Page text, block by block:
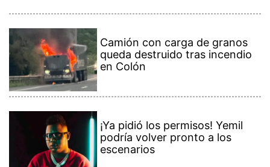
Camión con carga de granos
queda destruido tras incendio
en Colón
¡Ya pidió los permisos! Yemil
podría volver pronto a los
escenarios